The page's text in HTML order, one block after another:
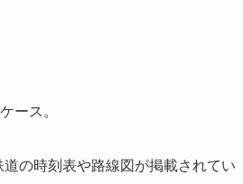
ース。
の時刻表や路線図が掲載されてい